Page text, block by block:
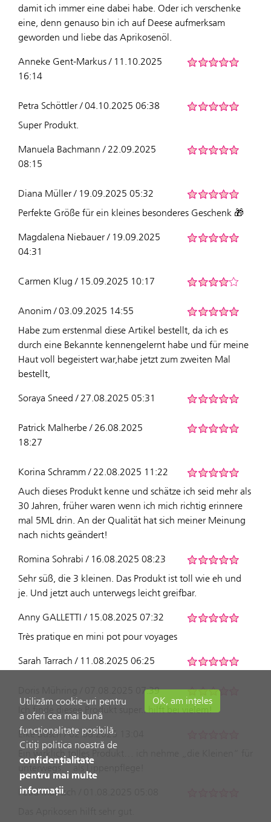
damit ich immer eine dabei habe. Oder ich verschenke
eine, denn genauso bin ich auf Deese aufmerksam
geworden und liebe das Aprikosenöl.
Anneke Gent-Markus / 11.10.2025
16:14
Petra Schöttler / 04.10.2025 06:38
Super Produkt.
Manuela Bachmann / 22.09.2025
08:15
Diana Müller / 19.09.2025 05:32
Perfekte Größe für ein kleines besonderes Geschenk 🎁
Magdalena Niebauer / 19.09.2025
04:31
Carmen Klug / 15.09.2025 10:17
Anonim / 03.09.2025 14:55
Habe zum erstenmal diese Artikel bestellt, da ich es
durch eine Bekannte kennengelernt habe und für meine
Haut voll begeistert war,habe jetzt zum zweiten Mal
bestellt,
Soraya Sneed / 27.08.2025 05:31
Patrick Malherbe / 26.08.2025
18:27
Korina Schramm / 22.08.2025 11:22
Auch dieses Produkt kenne und schätze ich seid mehr als
30 Jahren, früher waren wenn ich mich richtig erinnere
mal 5ML drin. An der Qualität hat sich meiner Meinung
nach nichts geändert!
Romina Sohrabi / 16.08.2025 08:23
Sehr süß, die 3 kleinen. Das Produkt ist toll wie eh und
je. Und jetzt auch unterwegs leicht greifbar.
Anny GALLETTI / 15.08.2025 07:32
Très pratique en mini pot pour voyages
Sarah Tarrach / 11.08.2025 06:25
Doris Mühring / 07.08.2025 07:39
Ich finde diesee Produkt super...hilft bei vielem!
Elke Busch / 02.08.2025 13:04
Ein wirklich tolles Produkt… ich nehme „die Kleinen“ für
unterwegs… als Lippenpflege!
Petra Maritsch / 01.08.2025 05:08
Utilizăm cookie-uri pentru
a oferi cea mai bună
funcționalitate posibilă.
Citiți politica noastră de
confidențialitate
pentru mai multe
informații.
OK, am ințeles